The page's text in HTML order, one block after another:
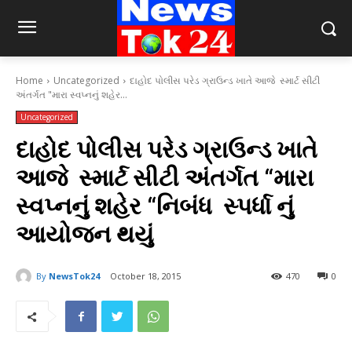
Home Uncategorized
દાહોદ પોલીસ પરેડ ગ્રાઉન્ડ ખાતે આજે સ્માર્ટ સીટી
અંતર્ગત "મારા સ્વપ્નનું શહેર...
Uncategorized
દાહોદ પોલીસ પરેડ ગ્રાઉન્ડ ખાતે
આજે સ્માર્ટ સીટી અંતર્ગત “મારા
સ્વપ્નનું શહેર “નિબંધ સ્પર્ધા નું
આયોજન થયું
By NewsTok24 October 18, 2015 0
470